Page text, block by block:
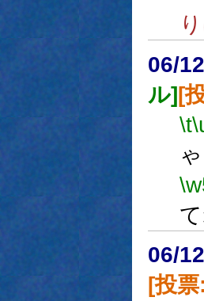
06/
ル][
\t
06/
[投